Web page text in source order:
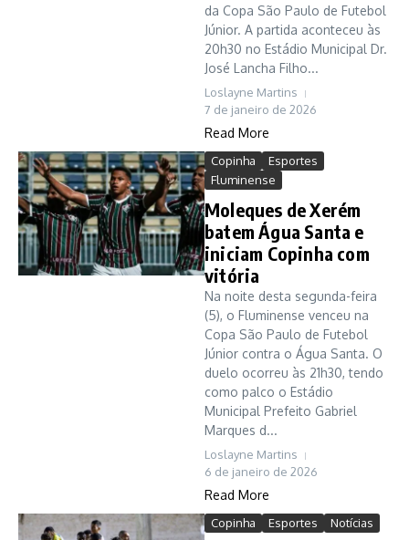
da Copa São Paulo de Futebol
Júnior. A partida aconteceu às
20h30 no Estádio Municipal Dr.
José Lancha Filho...
Loslayne Martins
7 de janeiro de 2026
Read More
Copinha
Esportes
Fluminense
Moleques de Xerém
batem Água Santa e
iniciam Copinha com
vitória
Na noite desta segunda-feira
(5), o Fluminense venceu na
Copa São Paulo de Futebol
Júnior contra o Água Santa. O
duelo ocorreu às 21h30, tendo
como palco o Estádio
Municipal Prefeito Gabriel
Marques d...
Loslayne Martins
6 de janeiro de 2026
Read More
Copinha Esportes Notícias